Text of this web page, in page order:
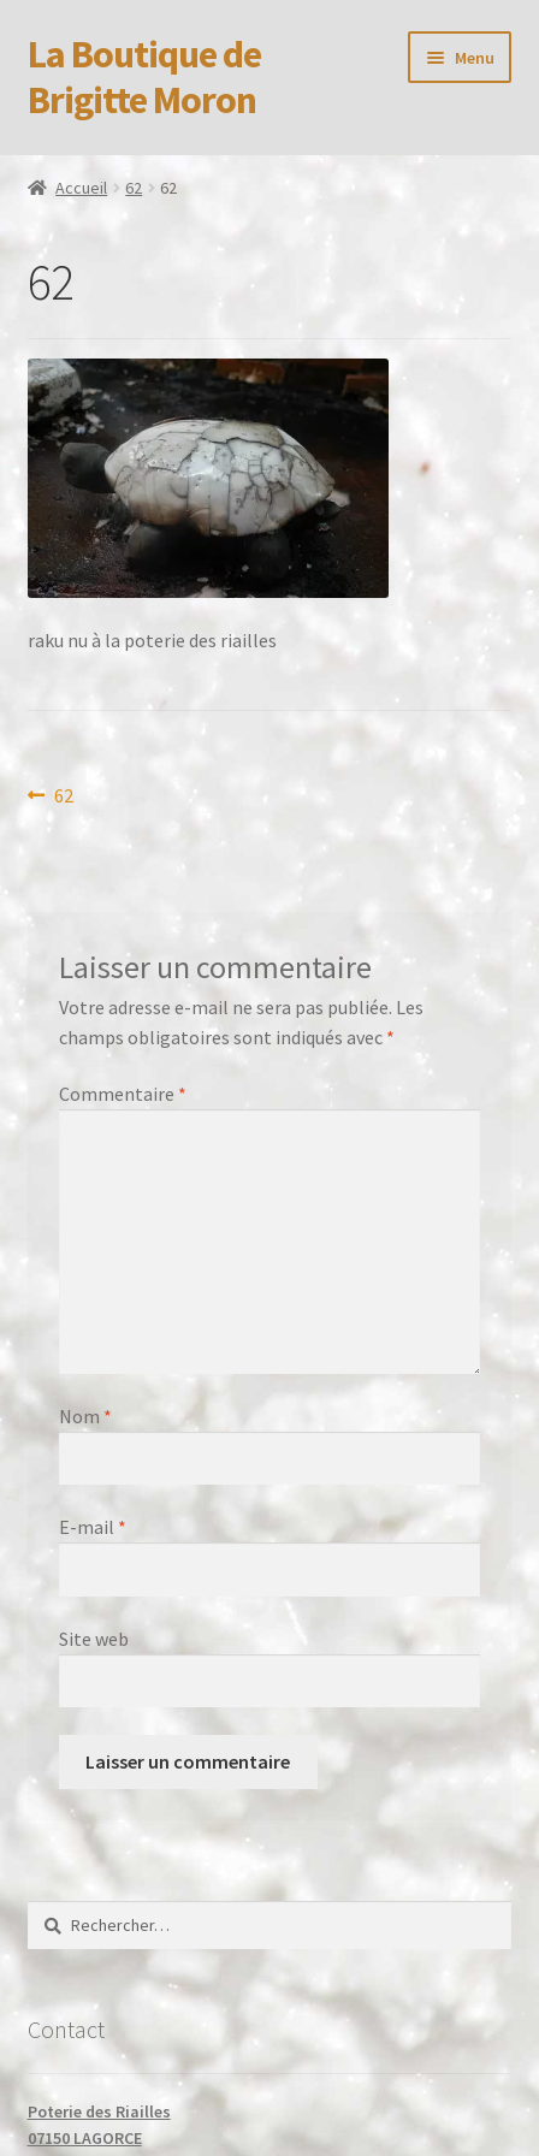
Aller
à
la
Aller
au
contenu
La Boutique de
Brigitte Moron
Menu
Accueil
Boutique
Confidentialité
Formulaire de réservation
Mon compte
Panier
Accueil 62 62
62
raku nu à la poterie des riailles
Navigation
Article
62
Laisser un commentaire
Votre adresse e-mail ne sera pas publiée. Les
champs obligatoires sont indiqués avec *
Commentaire *
Nom *
E-mail *
Site web
Rechercher :
Contact
Poterie des Riailles
07150 LAGORCE